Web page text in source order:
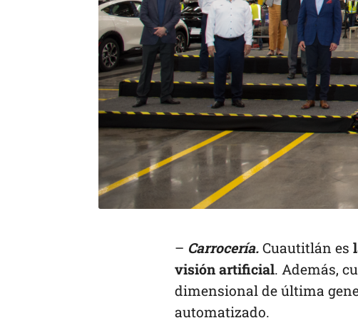
– Carrocería.Cuautitlán es
visión artificial. Además,
dimensional de última
automatizado.